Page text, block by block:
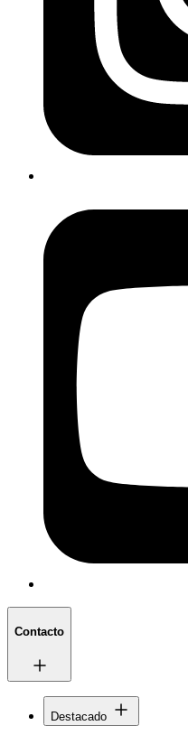
Contacto
Destacado